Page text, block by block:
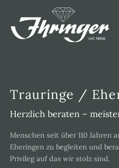
springen
Trauringe /
Herzlich beraten –
Menschen seit über 110 Jahren
Eheringen zu begleiten und
Privileg auf das wir stolz sind.